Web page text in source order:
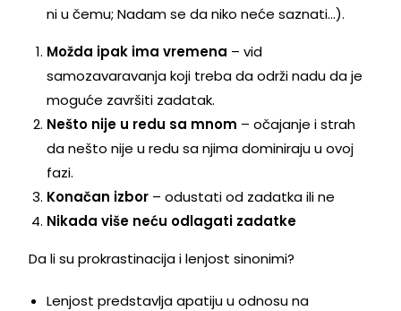
ni u čemu; Nadam se da niko neće saznati…).
Možda ipak ima vremena – vid
samozavaravanja koji treba da održi nadu da je
moguće završiti zadatak.
Nešto nije u redu sa mnom – očajanje i strah
da nešto nije u redu sa njima dominiraju u ovoj
fazi.
Konačan izbor – odustati od zadatka ili ne
Nikada više neću odlagati zadatke
Da li su prokrastinacija i lenjost sinonimi?
Lenjost predstavlja apatiju u odnosu na